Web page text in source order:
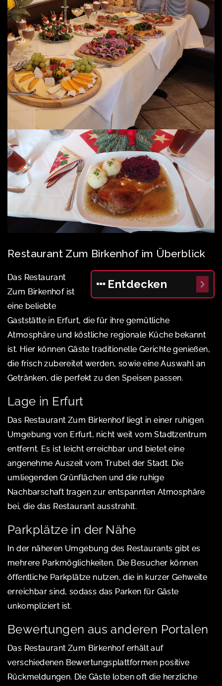
Restaurant Zum Birkenhof im Überblick
Entdecken
Das Restaurant
Zum Birkenhof ist
eine beliebte
Gaststätte in Erfurt, die für ihre gemütliche
Atmosphäre und köstliche regionale Küche bekannt
ist. Hier können Gäste traditionelle Gerichte genießen,
die frisch zubereitet werden, sowie eine Auswahl an
Getränken, die perfekt zu den Speisen passen.
Lage in Erfurt
Das Restaurant Zum Birkenhof liegt in einer ruhigen
Umgebung von Erfurt, nicht weit vom Stadtzentrum
entfernt. Es ist leicht erreichbar und bietet eine
angenehme Auszeit vom Trubel der Stadt. Die
umliegenden Grünflächen und die ruhige
Nachbarschaft tragen zur entspannten Atmosphäre
bei, die das Restaurant ausstrahlt.
Parkplätze in der Nähe
In der näheren Umgebung des Restaurants gibt es
mehrere Parkmöglichkeiten. Die Besucher können
öffentliche Parkplätze nutzen, die in kurzer Gehweite
erreichbar sind, sodass das Parken für Gäste
unkompliziert ist.
Bewertungen aus anderen Portalen
Das Restaurant Zum Birkenhof erhält auf
verschiedenen Bewertungsplattformen positive
Rückmeldungen. Die Gäste loben oft die herzliche